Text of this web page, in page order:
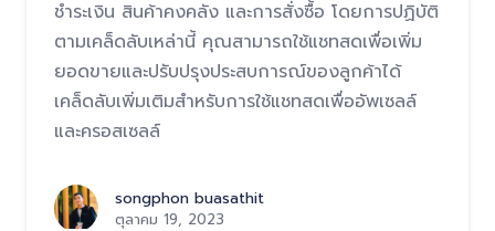
ชำระเงิน สินค้าคงคลัง และการสั่งซื้อ โดยการปฏิบัติ
ตามเคล็ดลับเหล่านี้ คุณสามารถใช้แชทสดเพื่อเพิ่ม
ยอดขายและปรับปรุงประสบการณ์ของลูกค้าได้
เคล็ดลับเพิ่มเติมสำหรับการใช้แชทสดเพื่ออัพเซลล์
และครอสเซลล์
songphon buasathit
ตุลาคม 19, 2023